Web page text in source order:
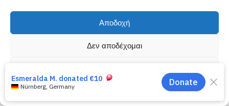
Αποδοχή
Δεν αποδέχομαι
Πολιτική Cookies Πολιτική Απορρήτου
Γιώργος να ψελλίσει, αφού αντίκρισε το δωμάτιο και τον
μάτια.
Περισσότερα